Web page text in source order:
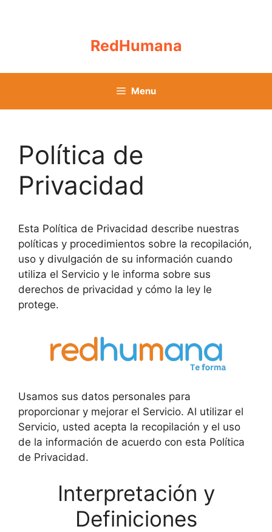
RedHumana
Menu
Política de
Privacidad
Esta Política de Privacidad describe nuestras
políticas y procedimientos sobre la recopilación,
uso y divulgación de su información cuando
utiliza el Servicio y le informa sobre sus
derechos de privacidad y cómo la ley le
protege.
Usamos sus datos personales para
proporcionar y mejorar el Servicio. Al utilizar el
Servicio, usted acepta la recopilación y el uso
de la información de acuerdo con esta Política
de Privacidad.
Interpretación y
Definiciones